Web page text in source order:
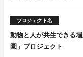
プロジェクト名
動物と人が共生できる
園」プロジェクト